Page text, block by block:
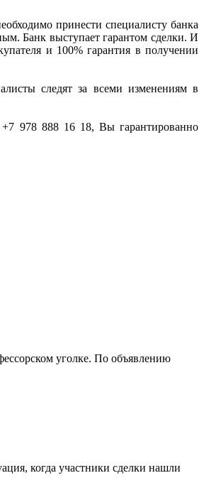
принести специалисту банка
Банк выступает гарантом сделки. И
и 100% гарантия в получении
следят за всеми изменениям в
+7 978 888 16 18, Вы гарантированно
уголке. По объявлению
когда участники сделки нашли